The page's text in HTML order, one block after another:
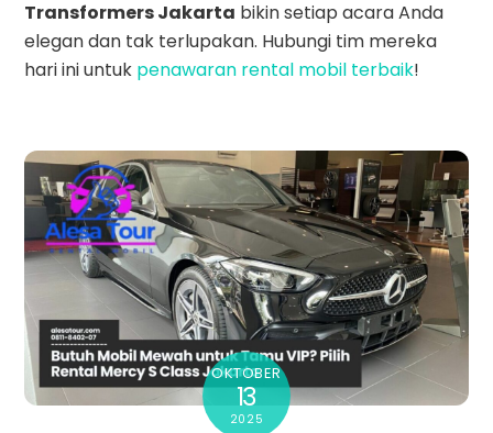
Transformers Jakarta bikin setiap acara Anda
elegan dan tak terlupakan. Hubungi tim mereka
hari ini untuk penawaran rental mobil terbaik!
OKTOBER
13
2025